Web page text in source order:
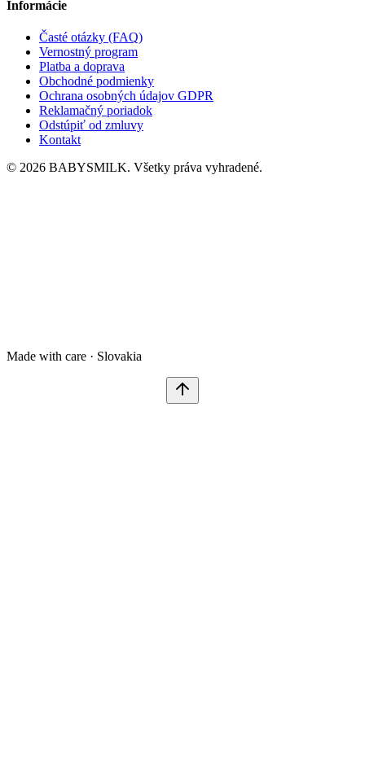
Informácie
Časté otázky (FAQ)
Vernostný program
Platba a doprava
Obchodné podmienky
Ochrana osobných údajov GDPR
Reklamačný poriadok
Odstúpiť od zmluvy
Kontakt
© 2026 BABYSMILK. Všetky práva vyhradené.
Made with care · Slovakia